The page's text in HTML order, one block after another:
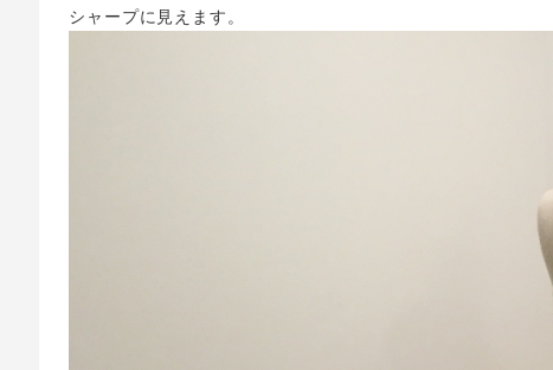
シャープに見えます。